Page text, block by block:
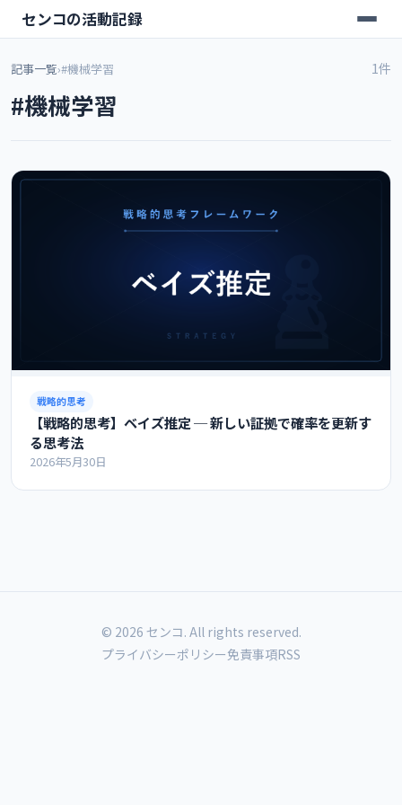
センコの活動記録
記事一覧›#機械学習
#機械学習
1件
戦略的思考
【戦略的思考】ベイズ推定 ─ 新しい証拠で確率を更新す
る思考法
2026年5月30日
© 2026 センコ. All rights reserved.
プライバシーポリシー免責事項RSS